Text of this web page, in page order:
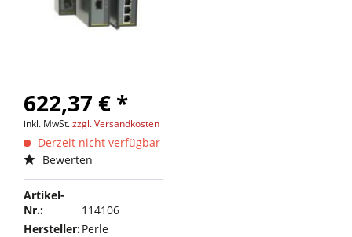
622,37 € *
inkl. MwSt.zzgl. Versandkosten
Derzeit nicht verfügbar
Bewerten
Artikel-
Nr.:
114106
Hersteller:Perle